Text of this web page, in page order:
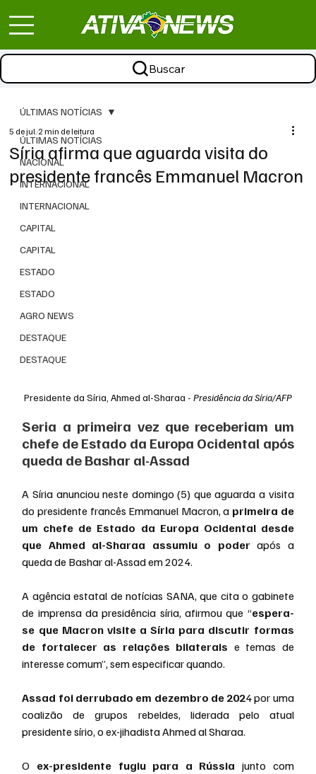
Buscar
ÚLTIMAS NOTÍCIAS
NACIONAL
INTERNACIONAL
INTERNACIONAL
CAPITAL
CAPITAL
ESTADO
ESTADO
AGRO NEWS
DESTAQUE
DESTAQUE
ÚLTIMAS NOTÍCIAS
Síria afirma que aguarda visita do
presidente francês Emmanuel Macron
5 de jul.2 min de leitura
Presidente da Síria, Ahmed al-Sharaa - Presidência da Síria/AFP
Seria a primeira vez que receberiam um
chefe de Estado da Europa Ocidental após
queda de Bashar al-Assad
A Síria anunciou neste domingo (5) que aguarda a visita
do presidente francês Emmanuel Macron, a primeira de
um chefe de Estado da Europa Ocidental desde
que Ahmed al-Sharaa assumiu o poder após a
queda de Bashar al-Assad em 2024.
A agência estatal de notícias SANA, que cita o gabinete
de imprensa da presidência síria, afirmou que “espera-
se que Macron visite a Síria para discutir formas
de fortalecer as relações bilaterais e temas de
interesse comum”, sem especificar quando.
Assad foi derrubado em dezembro de 2024 por uma
coalizão de grupos rebeldes, liderada pelo atual
presidente sírio, o ex-jihadista Ahmed al Sharaa.
O ex-presidente fugiu para a Rússia junto com